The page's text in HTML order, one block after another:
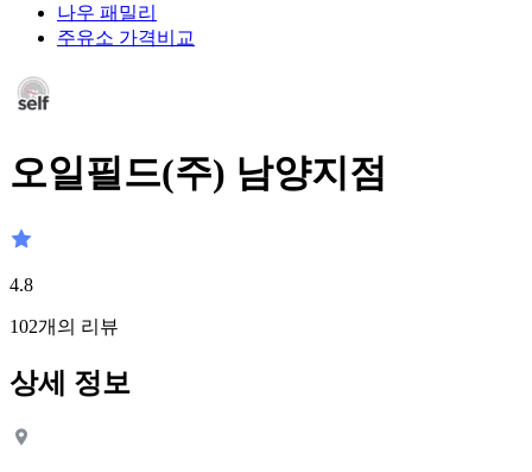
나우 패밀리
주유소 가격비교
오일필드(주) 남양지점
4.8
102개의 리뷰
상세 정보